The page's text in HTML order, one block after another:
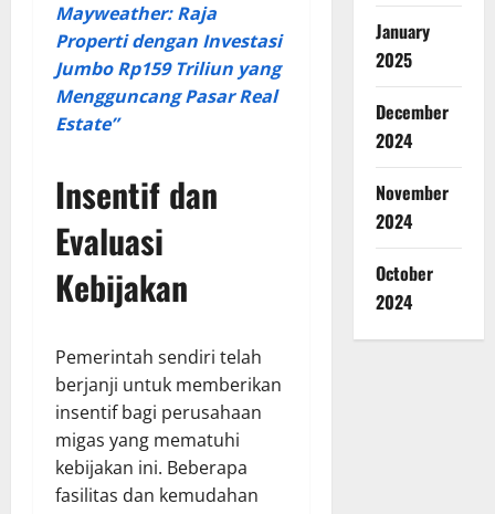
Mayweather: Raja
Properti dengan Investasi
Jumbo Rp159 Triliun yang
Mengguncang Pasar Real
Estate”
Insentif dan
Evaluasi
Kebijakan
Pemerintah sendiri telah
berjanji untuk memberikan
insentif bagi perusahaan
migas yang mematuhi
kebijakan ini. Beberapa
fasilitas dan kemudahan
January
2025
December
2024
November
2024
October
2024